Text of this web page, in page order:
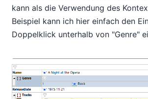
kann als die Verwendung des
Beispiel kann ich hier einfach den
Doppelklick unterhalb von "Genre"